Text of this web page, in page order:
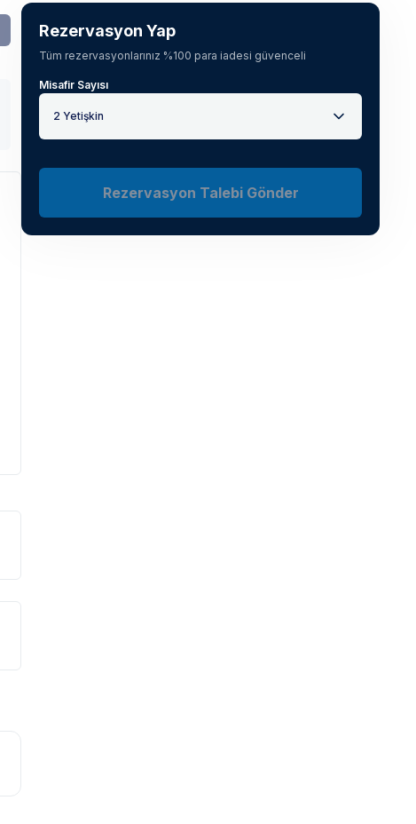
Tüm fotoğrafları gör
Rezervasyon Yap
Tüm rezervasyonlarınız %100 para iadesi güvenceli
Misafir Sayısı
2 Yetişkin
Rezervasyon Talebi Gönder